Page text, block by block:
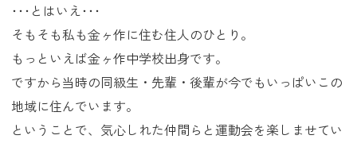
･･･とはいえ･･･
そもそも私も金ヶ作に住む住人のひとり。
もっといえば金ヶ作中学校出身です。
ですから当時の同級生・先輩・後輩が今でもいっぱいこの
地域に住んでいます。
ということで、気心しれた仲間らと運動会を楽しませてい